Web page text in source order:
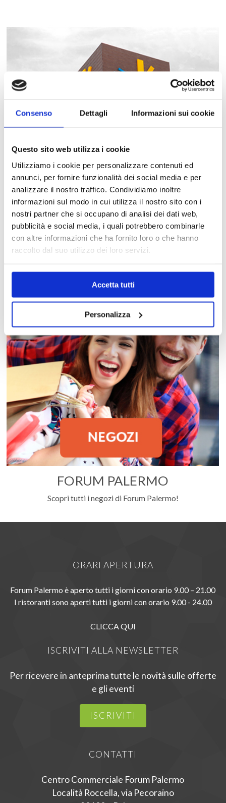
Consenso Dettagli Informazioni sui cookie
Questo sito web utilizza i cookie
Utilizziamo i cookie per personalizzare contenuti ed
annunci, per fornire funzionalità dei social media e per
analizzare il nostro traffico. Condividiamo inoltre
informazioni sul modo in cui utilizza il nostro sito con i
nostri partner che si occupano di analisi dei dati web,
pubblicità e social media, i quali potrebbero combinarle
con altre informazioni che ha fornito loro o che hanno
raccolto dal suo utilizzo dei loro servizi.
Accetta tutti
Personalizza
MAPPA DEL CENTRO
Trova in un attimo il punto vendita che ti interessa!
FORUM PALERMO
Scopri tutti i negozi di Forum Palermo!
ORARI APERTURA
Forum Palermo è aperto tutti i giorni con orario 9.00 – 21.00
I ristoranti sono aperti tutti i giorni con orario 9.00 - 24.00
CLICCA QUI
ISCRIVITI ALLA NEWSLETTER
Per ricevere in anteprima tutte le novità sulle offerte
e gli eventi
ISCRIVITI
CONTATTI
Centro Commerciale Forum Palermo
Località Roccella, via Pecoraino